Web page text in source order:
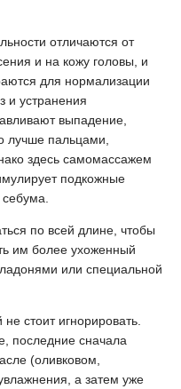
отличаются от
и на кожу головы, и
для нормализации
и устранения
выпадение,
лучше пальцами,
здесь самомассажем
подкожные
по всей длине, чтобы
им более ухоженный
или специальной
стоит игнорировать.
последние сначала
(оливковом,
а затем уже